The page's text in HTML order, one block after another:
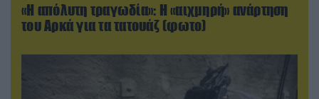
«Η απόλυτη τραγωδία»: Η «αιχμηρή» ανάρτηση
του Αρκά για τα τατουάζ (φωτο)